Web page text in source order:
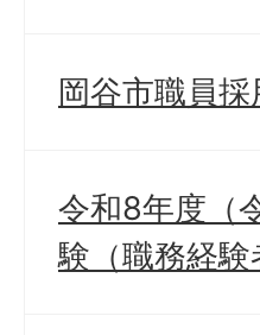
岡谷市職員
令和8年度（
験（職務経